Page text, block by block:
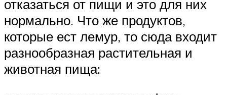
отказаться от пищи и это для них
нормально. Что же продуктов,
которые ест лемур, то сюда входит
разнообразная растительная и
животная пища: